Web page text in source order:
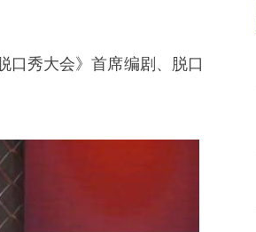
口秀大会》首席编剧、脱口